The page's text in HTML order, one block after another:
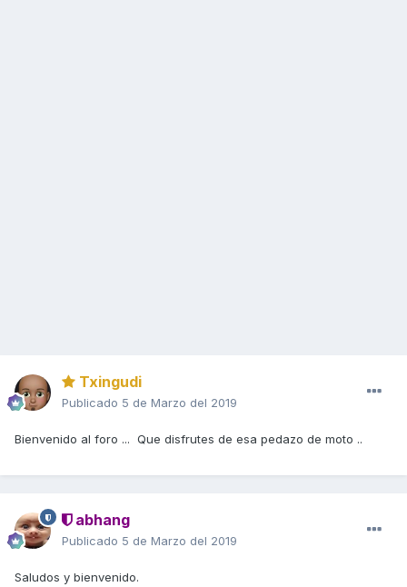
Txingudi
Publicado 5 de Marzo del 2019
Bienvenido al foro ... Que disfrutes de esa pedazo de moto ..
abhang
Publicado 5 de Marzo del 2019
Saludos y bienvenido.